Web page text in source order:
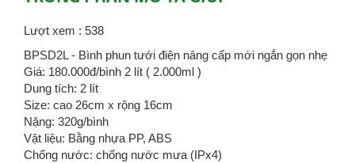
Lượt xem : 538
BPSD2L - Bình phun tưới điện nâng cấp mới ngắn gọn nhẹ
Giá: 180.000đ/bình 2 lít ( 2.000ml )
Dung tích: 2 lít
Size: cao 26cm x rộng 16cm
Nặng: 320g/bình
Vật liệu: Bằng nhựa PP, ABS
Chống nước: chống nước mưa (IPx4)